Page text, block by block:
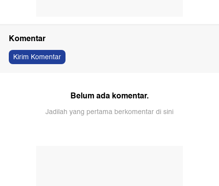
Komentar
Kirim Komentar
Belum ada komentar.
Jadilah yang pertama berkomentar di sini